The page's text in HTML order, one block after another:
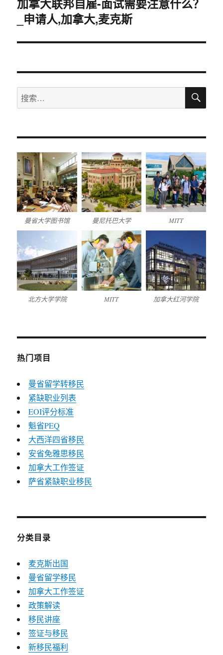
下
篇
章：
_申请人,加拿大,麦克斯
搜
索：
搜
曼省大学图书馆 曼尼托巴大学 MITT
北方大学学院 MITT 加拿大红河学院
热门项目
曼省留学转移民
紧缺职业列表
EOI评分标准
魁省PEQ
大西洋四省移民
安省免雅思移民
加拿大工作签证
萨省紧缺职业移民
分类目录
麦克斯出国
曼省留学移民
加拿大工作签证
政策解读
移民讲座
签证与移民
新移民福利